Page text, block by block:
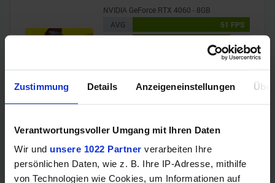
Zustimmung Details Anzeigeneinstellungen
Verantwortungsvoller Umgang mit Ihren Daten
Wir und unsere 1022 Partner verarbeiten Ihre
persönlichen Daten, wie z. B. Ihre IP-Adresse, mithilfe
von Technologien wie Cookies, um Informationen auf
NVIDIA GeForce RTX 4060 - 8GB
AVG
51 FPS
1%
29.4 FPS
NVIDIA GeForce RTX 4060 - 8GB
AVG
104.4 FPS
1%
91.8 FPS